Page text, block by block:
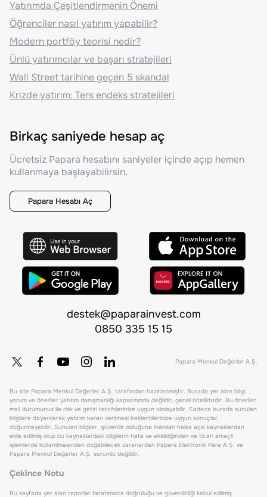
Yatırımda Çeşitlendirmenin Önemi
Öğrenciler nasıl yatırım yapabilir?
Modern portföy teorisi nedir?
Ünlü yatırımcılar ve başarı stratejileri
Wall Street tarihine geçen 5 skandal
Krizde yatırım: Ters endeks stratejileri
Birkaç saniyede hesap aç
Ücretsiz Papara hesabını saniyeler içinde açıp hemen
kullanmaya başlayabilirsin.
Papara Hesabı Aç
destek@paparainvest.com
0850 335 15 15
Papara Menkul Değerler A.Ş.
Bu site Papara Menkul Değerler A.Ş. tarafından hazırlanmıştır. Burada yer alan bilgi,
yorum ve öneriler yatırım danışmanlığı kapsamında değildir, genel niteliktedir. Bu öneriler
mali durumunuz ile risk ve getiri tercihlerinize uygun olmayabilir. Sadece burada sunulan
bilgilere dayanılarak yatırım kararı verilmesi beklentilerinize uygun sonuçlar
doğurmayabilir. Sunulan bilgiler, güvenilir olduğuna inanılan halka açık kaynaklardan
elde edilmiş olup bu kaynaklardaki bilgilerin hata ve eksikliğinden ve ticari amaçlı
işlemlerde kullanılmasından doğabilecek zararlardan Papara Elektronik Para A.Ş. ve
Papara Menkul Değerler A.Ş. sorumlu değildir.
Çekince Notu
Bu sayfada yer alan raporlar tarafımızca doğruluğu ve güvenilirliği kabul edilmiş